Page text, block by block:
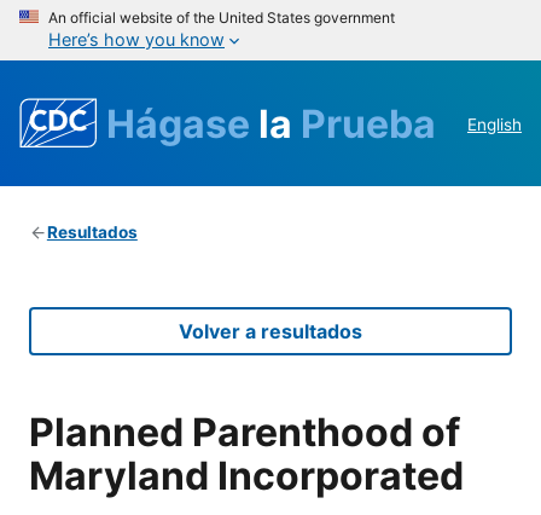
An official website of the United States government
Here’s how you know
Hágase la Prueba English
Resultados
Volver a resultados
Planned Parenthood of
Maryland Incorporated